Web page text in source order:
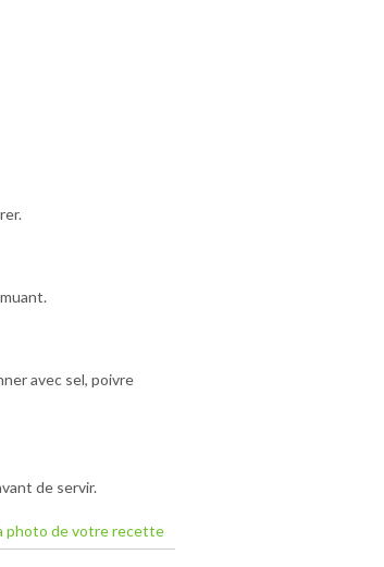
avec sel, poivre
de servir.
photo de votre recette